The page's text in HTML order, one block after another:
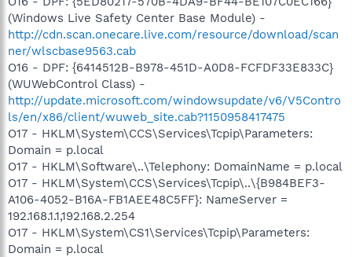
(Windows Live Safety Center Base Module) -
http://cdn.scan.onecare.live.com/resource/download/scan
ner/wlscbase9563.cab
O16 - DPF: {6414512B-B978-451D-A0D8-FCFDF33E833C}
(WUWebControl Class) -
http://update.microsoft.com/windowsupdate/v6/V5Contro
ls/en/x86/client/wuweb_site.cab?1150958417475
O17 - HKLM\System\CCS\Services\Tcpip\Parameters:
Domain = p.local
O17 - HKLM\Software\..\Telephony: DomainName = p.local
O17 - HKLM\System\CCS\Services\Tcpip\..\{B984BEF3-
A106-4052-B16A-FB1AEE48C5FF}: NameServer =
192.168.1.1,192.168.2.254
O17 - HKLM\System\CS1\Services\Tcpip\Parameters:
Domain = p.local